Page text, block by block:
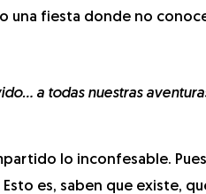
una fiesta donde no
a todas nuestras
lo inconfesable.
Esto es, saben que existe,